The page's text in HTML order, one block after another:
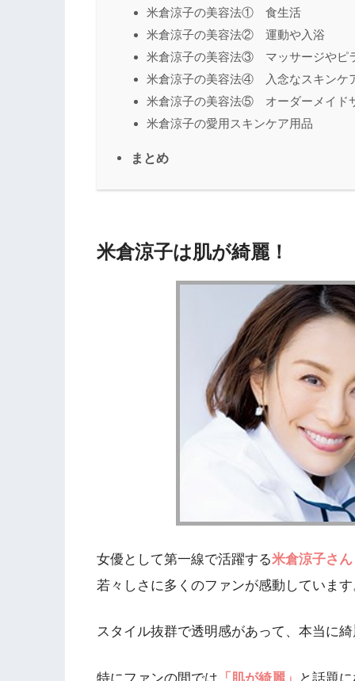
米倉涼子の美容法① 食生活
米倉涼子の美容法② 運動や入浴
米倉涼子の美容法③ マッサージやピ
米倉涼子の美容法④ 入念なスキンケ
米倉涼子の美容法⑤ オーダーメイド
米倉涼子の愛用スキンケア用品
まとめ
米倉涼子は肌が綺麗！
女優として第一線で活躍する米倉涼子さん
若々しさに多くのファンが感動していま
スタイル抜群で透明感があって、本当に